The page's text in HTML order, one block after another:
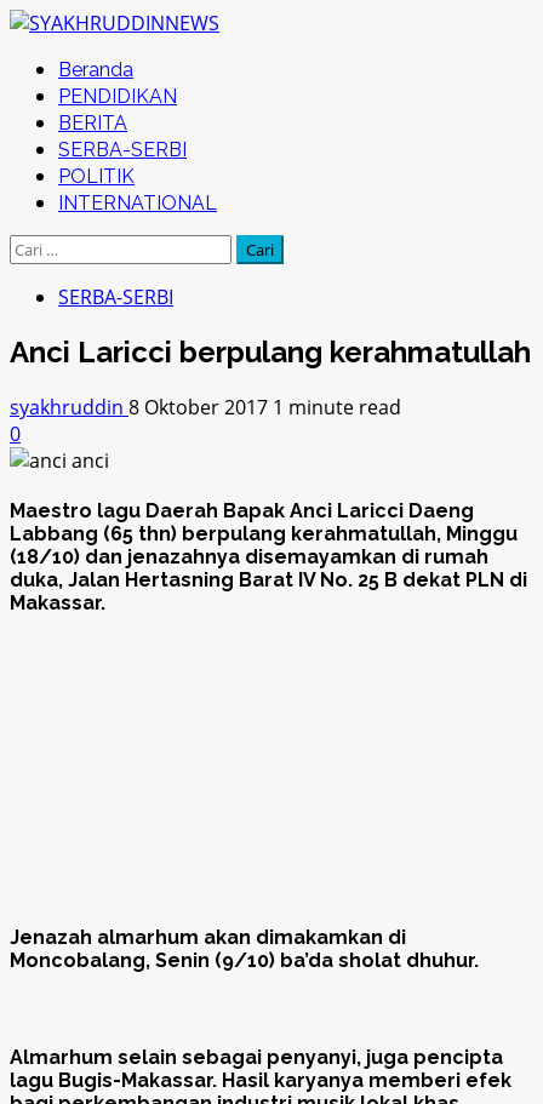
Skip
content
Primary
Menu
Beranda
PENDIDIKAN
BERITA
SERBA-SERBI
POLITIK
INTERNATIONAL
Cari
SERBA-SERBI
Anci Laricci berpulang kerahmatullah
syakhruddin 8 Oktober 2017 1 minute read
0
Maestro lagu Daerah Bapak Anci Laricci Daeng
Labbang (65 thn) berpulang kerahmatullah, Minggu
(18/10) dan jenazahnya disemayamkan di rumah
duka, Jalan Hertasning Barat IV No. 25 B dekat PLN di
Makassar.
Jenazah almarhum akan dimakamkan di
Moncobalang, Senin (9/10) ba’da sholat dhuhur.
Almarhum selain sebagai penyanyi, juga pencipta
lagu Bugis-Makassar. Hasil karyanya memberi efek